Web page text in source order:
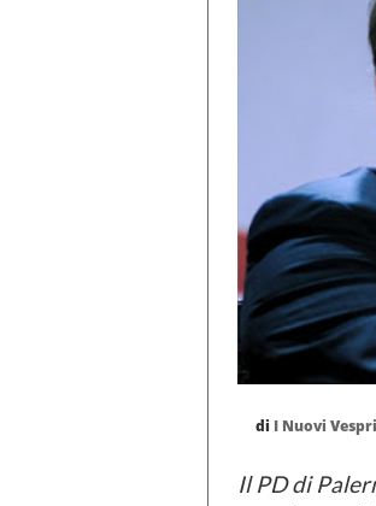
di I Nuovi Vespri
Il PD di